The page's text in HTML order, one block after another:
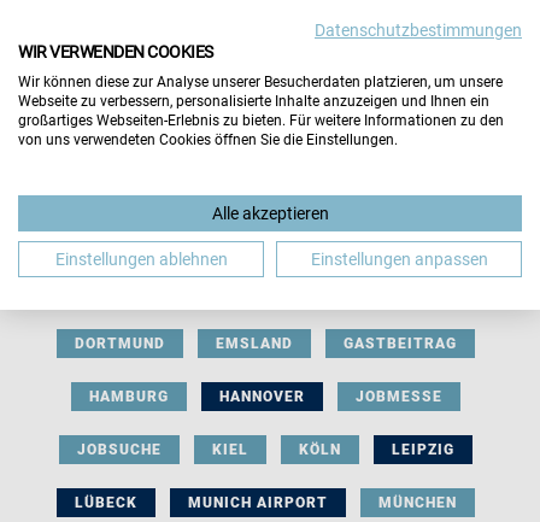
BERUFLICHE ORIENTIERUNG BEWERBUNG
DORTMUND EMSLAND GASTBEITRAG
HAMBURG HANNOVER JOBMESSE
JOBSUCHE KIEL KÖLN LEIPZIG
LÜBECK MUNICH AIRPORT MÜNCHEN
Datenschutzbestimmungen
WIR VERWENDEN COOKIES
Wir können diese zur Analyse unserer Besucherdaten platzieren, um unsere
Webseite zu verbessern, personalisierte Inhalte anzuzeigen und Ihnen ein
großartiges Webseiten-Erlebnis zu bieten. Für weitere Informationen zu den
von uns verwendeten Cookies öffnen Sie die Einstellungen.
Alle akzeptieren
Einstellungen ablehnen Einstellungen anpassen